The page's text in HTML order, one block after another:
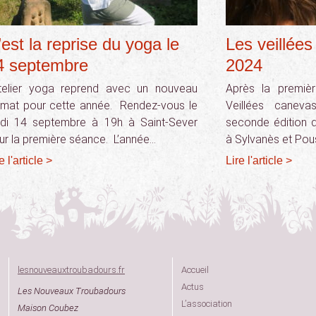
la reprise du yoga le
septembre
yoga reprend avec un nouveau
pour cette année. Rendez-vous le
14 septembre à 19h à Saint-Sever
la première séance. L’année…
l'article >
Les
2024
Après la
Veillées
seconde édition
à Sylvanès et
Lire l'article >
lesnouveauxtroubadours.fr
Les Nouveaux Troubadours
Maison Coubez
Accueil
Actus
L’association